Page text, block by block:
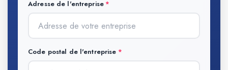
Adresse de l'entreprise
Code postal de l'entreprise